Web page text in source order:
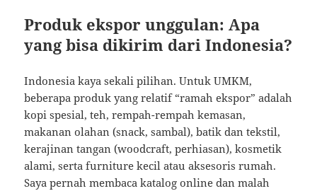
Produk ekspor unggulan: Apa
yang bisa dikirim dari Indonesia?
Indonesia kaya sekali pilihan. Untuk UMKM,
beberapa produk yang relatif “ramah ekspor” adalah
kopi spesial, teh, rempah-rempah kemasan,
makanan olahan (snack, sambal), batik dan tekstil,
kerajinan tangan (woodcraft, perhiasan), kosmetik
alami, serta furniture kecil atau aksesoris rumah.
Saya pernah membaca katalog online dan malah